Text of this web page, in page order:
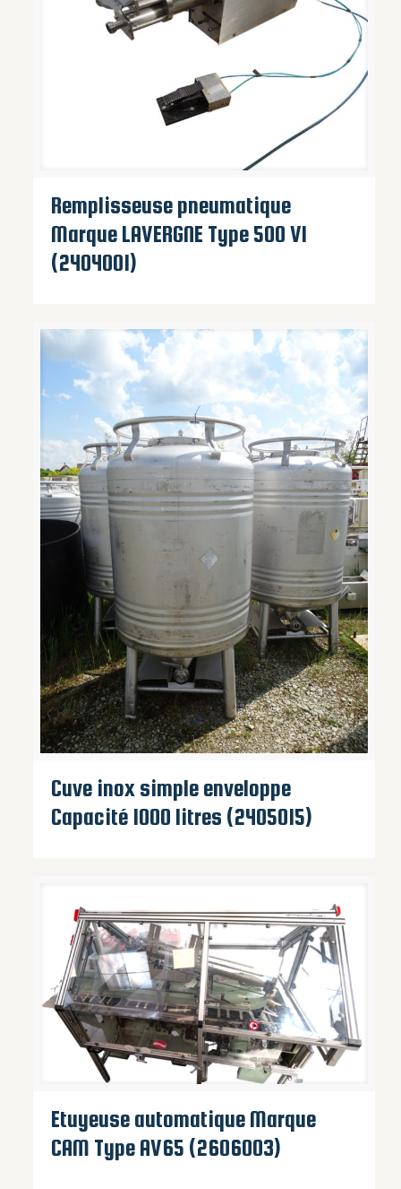
Remplisseuse pneumatique
Marque LAVERGNE Type 500 VI
(2404001)
Cuve inox simple enveloppe
Capacité 1000 litres (2405015)
Etuyeuse automatique Marque
CAM Type AV65 (2606003)